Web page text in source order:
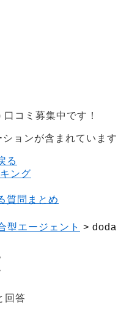
コミ募集中です！
ョンが含まれています
る
ング
質問まとめ
型エージェント > doda
回答